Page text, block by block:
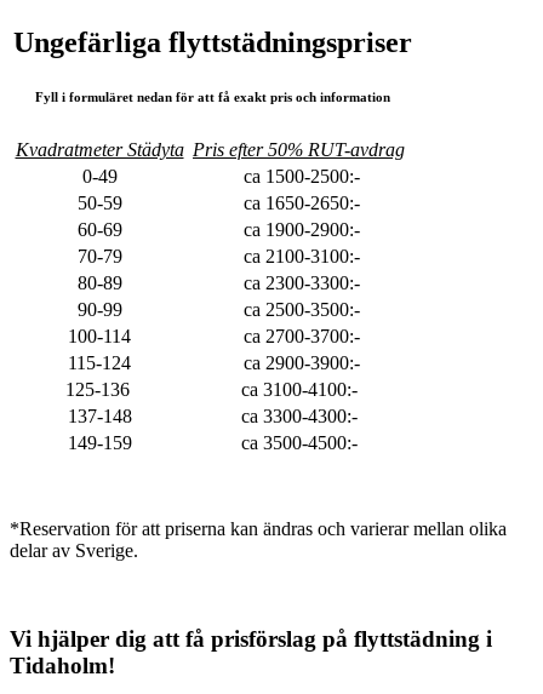
Ungefärliga flyttstädningspriser
Fyll i formuläret nedan för att få exakt pris och information
Kvadratmeter Städyta Pris efter 50% RUT-avdrag
0-49
ca 1500-2500:-
50-59
ca 1650-2650:-
60-69
ca 1900-2900:-
70-79
ca 2100-3100:-
80-89
ca 2300-3300:-
90-99
ca 2500-3500:-
100-114
ca 2700-3700:-
115-124
ca 2900-3900:-
125-136
ca 3100-4100:-
137-148
ca 3300-4300:-
149-159
ca 3500-4500:-
*Reservation för att priserna kan ändras och varierar mellan olika
delar av Sverige.
Vi hjälper dig att få prisförslag på flyttstädning i
Tidaholm!